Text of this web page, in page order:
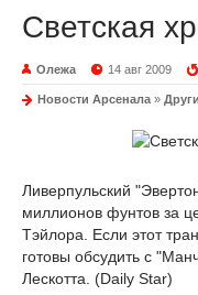
Светская
Олежа 14 авг 2009
Новости Арсенала »
Ливерпульский
миллионов фунтов за
Тэйлора. Если этот
готовы обсудить с
Лескотта. (Daily Star)